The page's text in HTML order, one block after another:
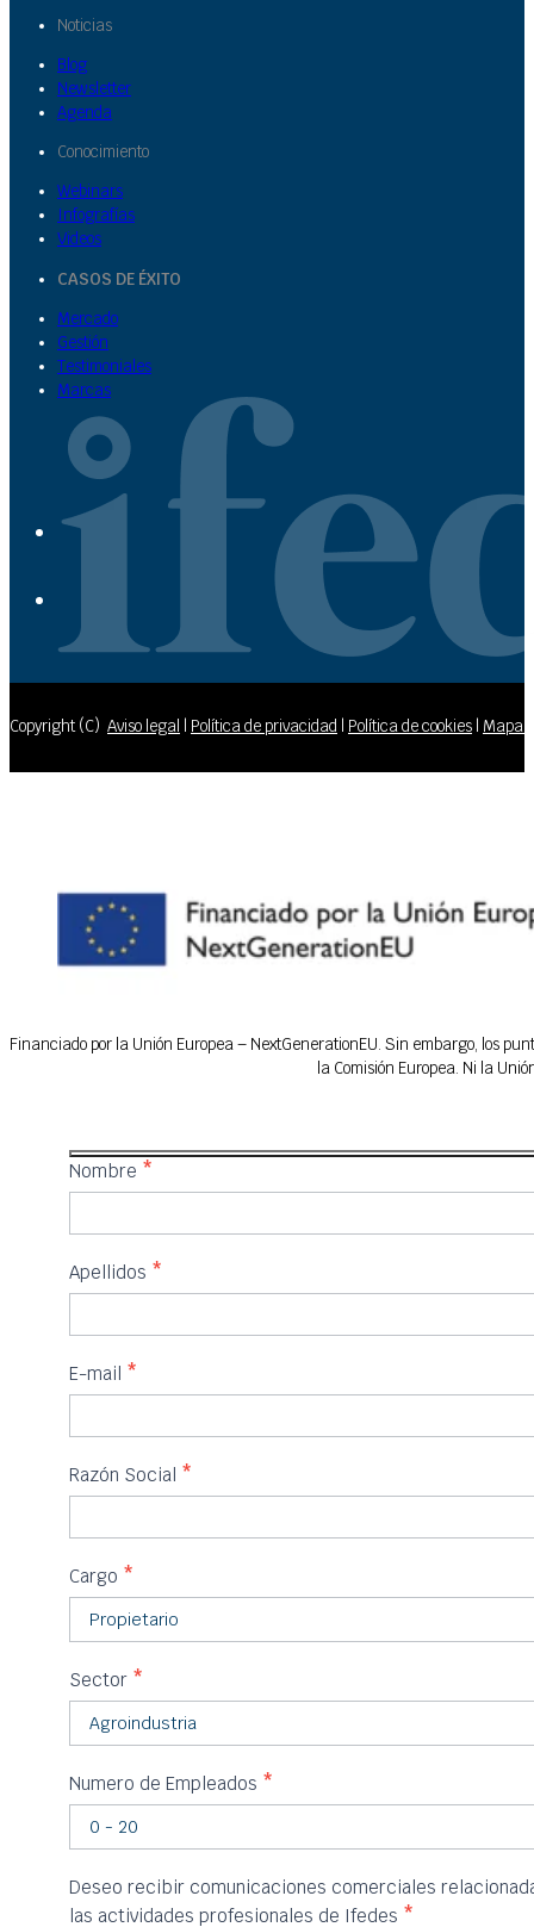
Noticias
Blog
Newsletter
Agenda
Conocimiento
Webinars
Infografías
Videos
CASOS DE ÉXITO
Mercado
Gestión
Testimoniales
Marcas
Copyright (C) Aviso legal | Política de privacidad | Política de cookies | Mapa
Financiado por la Unión Europea – NextGenerationEU. Sin embargo, los
la Comisión Europea. Ni la
IFEDES
Nombre *
Apellidos *
E-mail *
Razón Social *
Cargo *
Sector *
Numero de Empleados *
Deseo recibir comunicaciones comerciales
las actividades profesionales de Ifedes *